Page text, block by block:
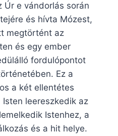
Úr e vándorlás során
és hívta Mózest,
megtörtént az
és egy ember
fordulópontot
Ez a
a két ellentétes
leereszkedik az
Istenhez, a
és a hit helye.